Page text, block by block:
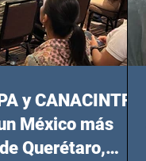
y CANACINTRA
México más
Querétaro,